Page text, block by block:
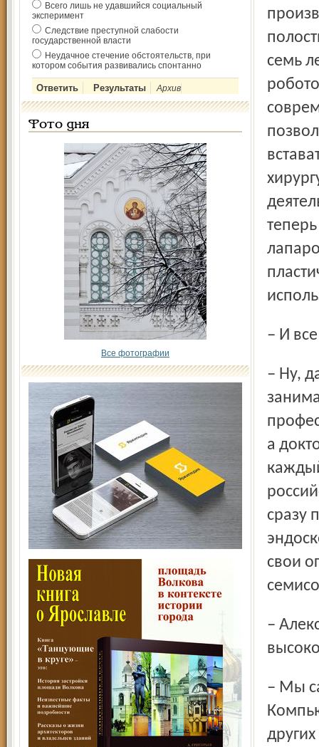
Всего лишь не удавшийся социальный
эксперимент
Следствие преступной слабости
государственной власти
Неудачное стечение обстоятельств, при
котором события развивались спонтанно
Архив
Фото дня
Все фотографии
семь
– И
– Ну, да. Это на Западе обычно практикующий хирург
а
сразу
свои
– Александр Витальевич, а кто вам настраивает это
– Мы сами. Так сказать, принцип одних рук в действии.